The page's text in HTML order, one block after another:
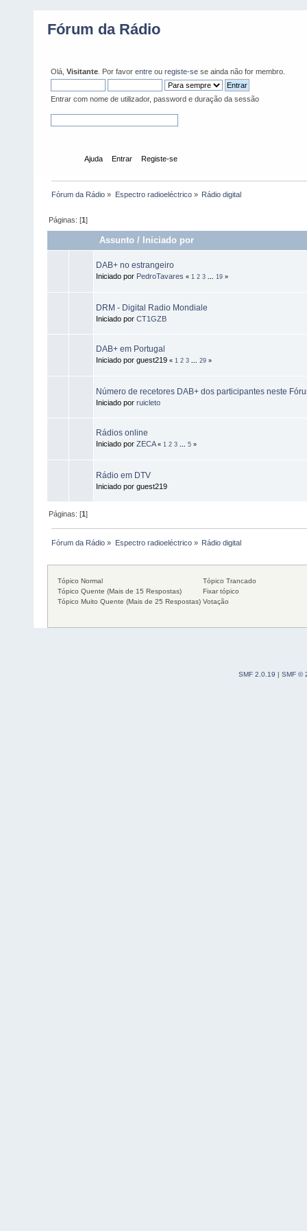
Fórum da Rádio
Olá, Visitante . Por favor entre ou registe-se se ainda não for membro.
Entrar com nome de utilizador, password e duração da sessão
Ajuda Entrar Registe-se
Fórum da Rádio » Espectro radioeléctrico» Rádio digital
Páginas: [1]
Assunto / Iniciado por
DAB+ no estrangeiro
Iniciado por PedroTavares « 1 2 3 19 »
DRM - Digital Radio Mondiale
Iniciado por CT1GZB
DAB+ em Portugal
Iniciado por guest219 « 1 2 3 29 »
Número de recetores DAB+ dos participantes neste
Iniciado por ruicleto
Rádios online
Iniciado por ZECA « 1 2 3 5 »
Rádio em DTV
Iniciado por guest219
Páginas: [1]
Fórum da Rádio » Espectro radioeléctrico» Rádio digital
Tópico Normal
Tópico Quente (Mais de 15 Respostas)
Tópico Muito Quente (Mais de 25 Respostas)
Tópico Trancado
Fixar tópico
Votação
SMF 2.0.19 | SMF ©